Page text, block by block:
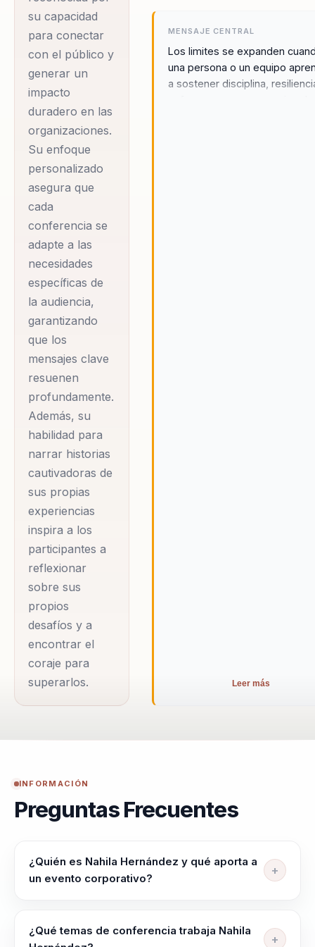
deportiva, Nahila es
una empresaria y
emprendedora social
comprometida con el
desarrollo de líderes
éticos y sustentables.
Ha trabajado en
instituciones
gubernamentales y
empresas privadas, y
actualmente es
presidenta de la
Fundación KW y
socia fundadora de
W Consultores. Su
enfoque en la
educación se refleja
en proyectos como
'Mi cumbre Mi
decisión' y las
expediciones de
Jóvenes Líderes
Antártica, donde
fomenta el liderazgo
y la conciencia
ambiental entre los
jóvenes. Nahila ha
impartido más de
3,000 conferencias a
más de 50,000
personas en diversos
países, abordando
temas de motivación,
liderazgo y
público y su enfoque
en resultados
opción ideal para
equipos. Con una
su capacidad
para conectar
con el público y
generar un
impacto
duradero en las
organizaciones.
Su enfoque
personalizado
asegura que
cada
conferencia se
adapte a las
necesidades
específicas de
la audiencia,
garantizando
que los
mensajes clave
resuenen
profundamente.
Además, su
habilidad para
narrar historias
cautivadoras de
sus propias
experiencias
inspira a los
participantes a
reflexionar
sobre sus
propios
desafíos y a
encontrar el
coraje para
superarlos.
MENSAJE CENTRAL
Los limites se expanden
una persona o un equipo
a sostener disciplina,
Leer más
INFORMACIÓN
Preguntas Frecuentes
¿Quién es Nahila Hernández y qué aporta a
un evento corporativo?
resiliencia y alto rendimiento. Desde su experiencia
como ultramaratonista y empresaria, ayuda a equipos
¿Qué temas de conferencia trabaja Nahila